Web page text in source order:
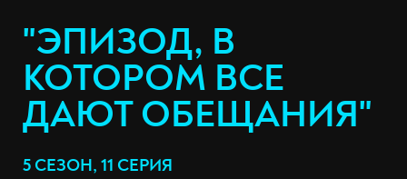
"ЭПИЗОД, В
КОТОРОМ ВСЕ
ДАЮТ ОБЕЩАНИЯ"
5 СЕЗОН, 11 СЕРИЯ